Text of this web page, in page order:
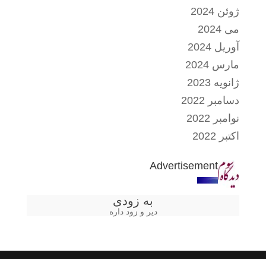
ژوئن 2024
می 2024
آوریل 2024
مارس 2024
ژانویه 2023
دسامبر 2022
نوامبر 2022
اکتبر 2022
Advertisement
به زودی
دیر و زود داره